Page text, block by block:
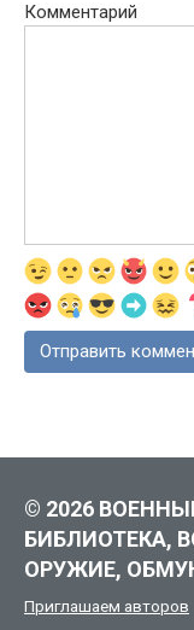
Комментарий
© 2026
БИБЛИОТЕКА,
ОРУЖИЕ,
Приглашаем авторов